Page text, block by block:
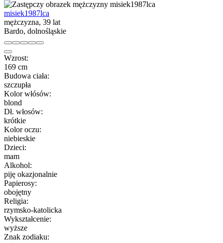
misiek1987lca
mężczyzna, 39 lat
Bardo, dolnośląskie
Wzrost:
169 cm
Budowa ciała:
szczupła
Kolor włósów:
blond
Dł. włosów:
krótkie
Kolor oczu:
niebieskie
Dzieci:
mam
Alkohol:
piję okazjonalnie
Papierosy:
obojętny
Religia:
rzymsko-katolicka
Wykształcenie:
wyższe
Znak zodiaku: